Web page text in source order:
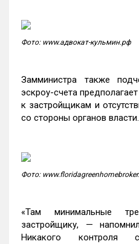
Фото: www.адвокат-кульмин.рф
Замминистра также
эскроу-счета
к застройщикам и
со стороны органов власти.
Фото:
«Там минимальные
застройщику, —
Никакого контроля